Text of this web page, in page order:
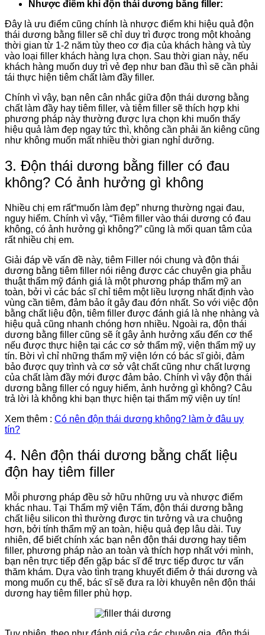
Nhược điểm khi độn thái dương bằng filler:
Đây là ưu điểm cũng chính là nhược điểm khi hiệu quả độn
thái dương bằng filler sẽ chỉ duy trì được trong một khoảng
thời gian từ 1-2 năm tùy theo cơ địa của khách hàng và tùy
vào loại filler khách hàng lựa chọn. Sau thời gian này, nếu
khách hàng muốn duy trì vẻ đẹp như ban đầu thì sẽ cần phải
tái thực hiện tiêm chất làm đầy filler.
Chính vì vậy, bạn nên cân nhắc giữa độn thái dương bằng
chất làm đầy hay tiêm filler, và tiêm filler sẽ thích hợp khi
phương pháp này thường được lựa chọn khi muốn thấy
hiệu quả làm đẹp ngay tức thì, không cần phải ăn kiêng cũng
như không muốn mất nhiều thời gian nghỉ dưỡng.
3. Độn thái dương bằng filler có đau
không? Có ảnh hưởng gì không
Nhiều chị em rất“muốn làm đẹp” nhưng thường ngại đau,
nguy hiểm. Chính vì vậy, “Tiêm filler vào thái dương có đau
không, có ảnh hưởng gì không?” cũng là mối quan tâm của
rất nhiều chị em.
Giải đáp về vấn đề này, tiêm Filler nói chung và độn thái
dương bằng tiêm filler nói riêng được các chuyên gia phẫu
thuật thẩm mỹ đánh giá là một phương pháp thẩm mỹ an
toàn, bởi vì các bác sĩ chỉ tiêm một liều lượng nhất định vào
vùng cần tiêm, đảm bảo ít gây đau đớn nhất. So với việc độn
bằng chất liệu độn, tiêm filler được đánh giá là nhẹ nhàng và
hiệu quả cũng nhanh chóng hơn nhiều. Ngoài ra, độn thái
dương bằng filler cũng sẽ ít gây ảnh hưởng xấu đến cơ thể
nếu được thực hiện tại các cơ sở thẩm mỹ, viện thẩm mỹ uy
tín. Bời vì chỉ những thẩm mỹ viện lớn có bác sĩ giỏi, đảm
bảo được quy trình và cơ sở vật chất cũng như chất lượng
của chất làm đầy mới được đảm bảo. Chính vì vậy độn thái
dương bằng filler có nguy hiểm, ảnh hưởng gì không? Câu
trả lời là không khi bạn thực hiện tại thẩm mỹ viện uy tín!
Xem thêm : Có nên độn thái dương không? làm ở đâu uy
tín?
4. Nên độn thái dương bằng chất liệu
độn hay tiêm filler
Mỗi phương pháp đều sở hữu những ưu và nhược điểm
khác nhau. Tại Thẩm mỹ viện Tấm, độn thái dương bằng
chất liệu silicon thì thường được tin tưởng và ưa chuộng
hơn, bởi tính thẩm mỹ an toàn, hiệu quả đẹp lâu dài. Tuy
nhiên, để biết chính xác bạn nên độn thái dương hay tiêm
filler, phương pháp nào an toàn và thích hợp nhất với mình,
bạn nên trực tiếp đến gặp bác sĩ để trực tiếp được tư vấn
thăm khám. Dựa vào tình trạng khuyết điểm ở thái dương và
mong muốn cụ thể, bác sĩ sẽ đưa ra lời khuyên nên độn thái
dương hay tiêm filler phù hợp.